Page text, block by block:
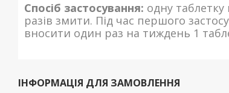
Спосіб застосування: одну таблетку
разів змити. Під час першого
вносити один раз на тиждень 1
ІНФОРМАЦІЯ ДЛЯ ЗАМОВЛЕННЯ